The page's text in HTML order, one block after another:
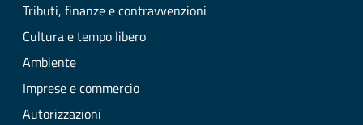
Tributi, finanze e contravvenzioni
Cultura e tempo libero
Ambiente
Imprese e commercio
Autorizzazioni